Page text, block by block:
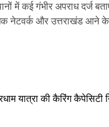
में कई गंभीर अपराध दर्ज
नेटवर्क और उत्तराखंड आने के
यात्रा की कैरिंग कैपेसिटी